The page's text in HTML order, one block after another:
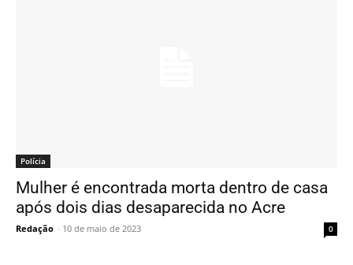
Polícia
Mulher é encontrada morta dentro de casa
após dois dias desaparecida no Acre
Redação - 10 de maio de 2023 0